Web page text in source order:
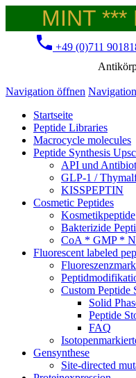
MINT ***
+49 (0)711
Navigation öffnen
Startseite
Peptide Libraries
Macrocycle molecules
Peptide Synthesis
API und
GLP-1 /
KISSPEPTIN
Cosmetic Peptides
Kosmetikpeptide
Bakterizide
CoA * GMP *
Fluorescent labeled
Custom Peptide
Solid
Peptide
FAQ
Gensynthese
Site-directed